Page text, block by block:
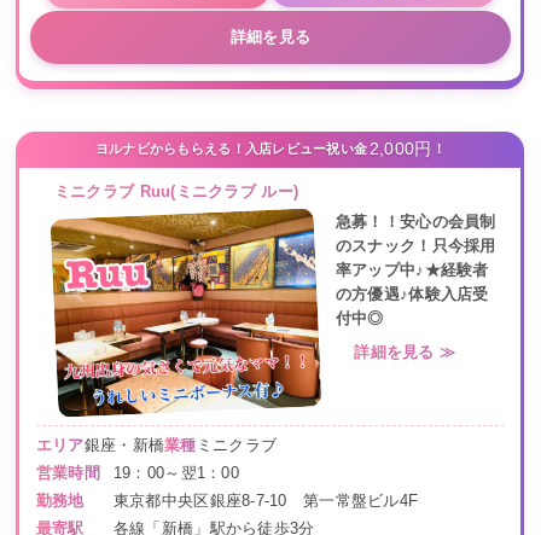
詳細を見る
ヨルナビからもらえる！入店レビュー祝い金 2,000円 ！
ミニクラブ Ruu(ミニクラブ ルー)
急募！！安心の会員制
のスナック！只今採用
率アップ中♪★経験者
の方優遇♪体験入店受
付中◎
詳細を見る ≫
エリア銀座・新橋業種 ミニクラブ
営業時間
19：00～翌1：00
勤務地
東京都中央区銀座8-7-10 第一常盤ビル4F
最寄駅
各線「新橋」駅から徒歩3分